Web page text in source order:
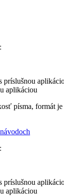
príslušnou
aplikáciou
písma, formát
príslušnou
aplikáciou